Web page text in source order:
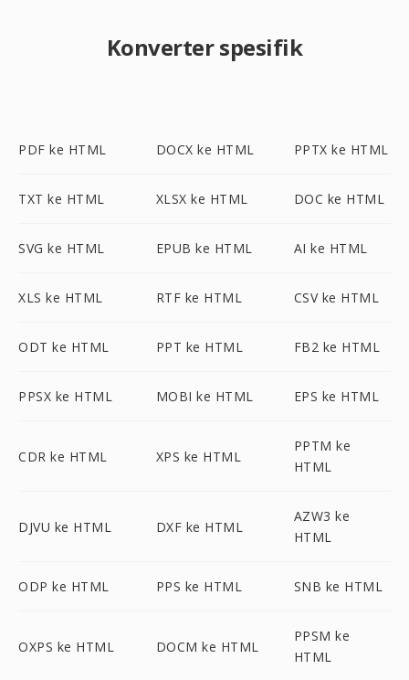
Konverter spesifik
PDF ke HTML DOCX ke HTML PPTX ke HTML
TXT ke HTML XLSX ke HTML DOC ke HTML
SVG ke HTML EPUB ke HTML AI ke HTML
XLS ke HTML RTF ke HTML CSV ke HTML
ODT ke HTML PPT ke HTML FB2 ke HTML
PPSX ke HTML MOBI ke HTML EPS ke HTML
CDR ke HTML XPS ke HTML
PPTM ke
HTML
DJVU ke HTML DXF ke HTML
AZW3 ke
HTML
ODP ke HTML PPS ke HTML SNB ke HTML
OXPS ke HTML DOCM ke HTML
PPSM ke
HTML